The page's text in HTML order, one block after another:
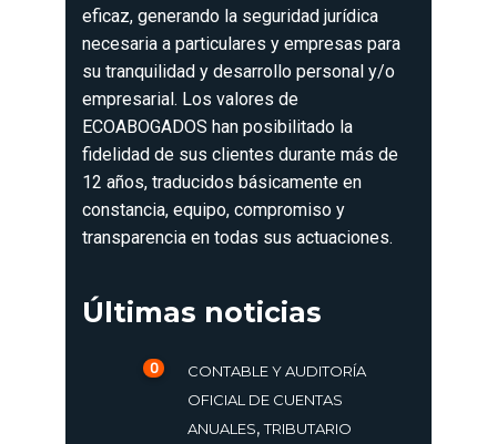
eficaz, generando la seguridad jurídica
necesaria a particulares y empresas para
su tranquilidad y desarrollo personal y/o
empresarial. Los valores de
ECOABOGADOS han posibilitado la
fidelidad de sus clientes durante más de
12 años, traducidos básicamente en
constancia, equipo, compromiso y
transparencia en todas sus actuaciones.
Últimas noticias
0
CONTABLE Y AUDITORÍA
OFICIAL DE CUENTAS
ANUALES,TRIBUTARIO